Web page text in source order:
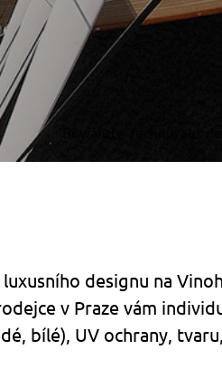
designu na
v Praze vám
bílé), UV ochrany,